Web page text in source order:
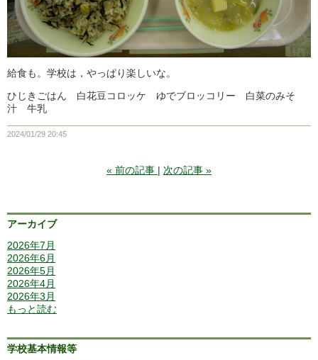
給食も。学校は，やっぱり楽しいな。
ひじきごはん 白花豆コロッケ ゆでブロッコリー 白菜のみそ
汁 牛乳
2024/01/29 20:45
« 前の記事 次の記事 »
アーカイブ
2026年7月
2026年6月
2026年5月
2026年4月
2026年3月
もっと読む
学校基本情報等